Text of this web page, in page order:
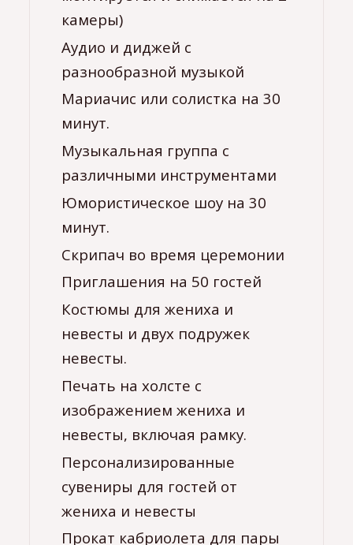
камеры)
Аудио и диджей с
разнообразной музыкой
Мариачис или солистка на 30
минут.
Музыкальная группа с
различными инструментами
Юмористическое шоу на 30
минут.
Скрипач во время церемонии
Приглашения на 50 гостей
Костюмы для жениха и
невесты и двух подружек
невесты.
Печать на холсте с
изображением жениха и
невесты, включая рамку.
Персонализированные
сувениры для гостей от
жениха и невесты
Прокат кабриолета для пары